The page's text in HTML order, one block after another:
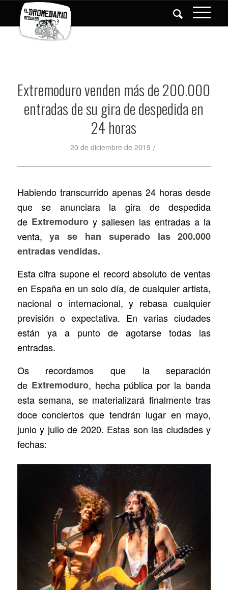
Extremoduro venden más de 200.000
entradas de su gira de despedida en
24 horas
20 de diciembre de 2019 /
Habiendo transcurrido apenas 24 horas desde
que se anunciara la gira de despedida
de Extremoduroy saliesen las entradas a la
venta,ya se han superado las 200.000
entradas vendidas.
Esta cifra supone el record absoluto de ventas
en España en un solo día, de cualquier artista,
nacional o internacional, y rebasa cualquier
previsión o expectativa. En varias ciudades
están ya a punto de agotarse todas las
entradas.
Os recordamos que la separación
de Extremoduro, hecha pública por la banda
esta semana, se materializará finalmente tras
doce conciertos que tendrán lugar en mayo,
junio y julio de 2020. Estas son las ciudades y
fechas: